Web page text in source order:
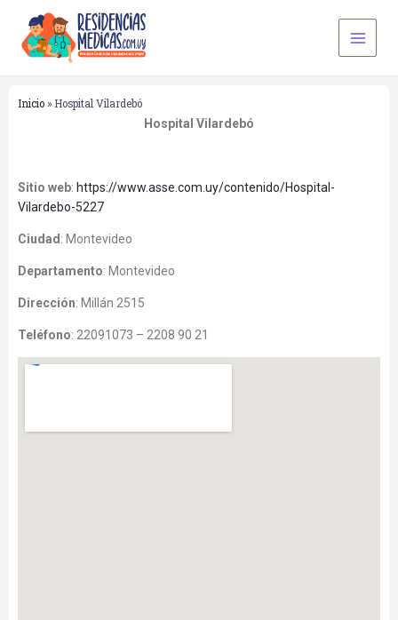
contenido
Main
Menu
Inicio » Hospital Vilardebó
Hospital Vilardebó
Sitio web: https://www.asse.com.uy/contenido/Hospital-
Vilardebo-5227
Ciudad : Montevideo
Departamento: Montevideo
Dirección: Millán 2515
Teléfono: 22091073 – 2208 90 21